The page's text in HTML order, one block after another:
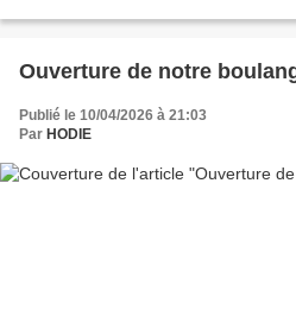
Ouverture de notre
Publié le 10/04/2026 à 21:03
Par HODIE